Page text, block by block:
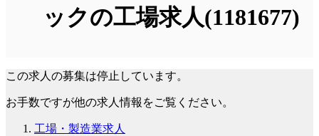
ックの工場求人(1181677)
この求人の募集は停止しています。
お手数ですが他の求人情報をご覧ください。
工場・製造業求人